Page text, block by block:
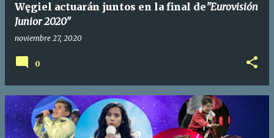
Węgiel actuarán juntos en la final de"Eurovisión
Junior 2020"
noviembre 27, 2020
0